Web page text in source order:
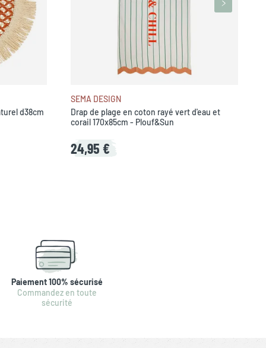
d38cm
SEMA DESIGN
Drap de plage en coton rayé vert d'eau et
corail 170x85cm - Plouf&Sun
24,95 €
Paiement 100% sécurisé
Commandez en toute
sécurité